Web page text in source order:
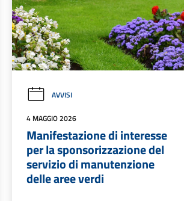
AVVISI
4 MAGGIO 2026
Manifestazione di interesse
per la sponsorizzazione del
servizio di manutenzione
delle aree verdi